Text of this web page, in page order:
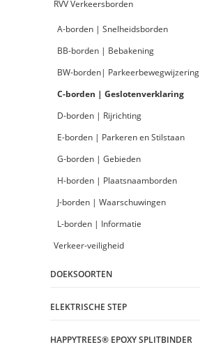
RVV Verkeersborden
A-borden | Snelheidsborden
BB-borden | Bebakening
BW-borden| Parkeerbewegwijzering
C-borden | Geslotenverklaring
D-borden | Rijrichting
E-borden | Parkeren en Stilstaan
G-borden | Gebieden
H-borden | Plaatsnaamborden
J-borden | Waarschuwingen
L-borden | Informatie
Verkeer-veiligheid
DOEKSOORTEN
ELEKTRISCHE STEP
HAPPYTREES® EPOXY SPLITBINDER